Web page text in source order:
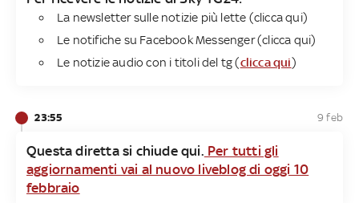
La newsletter sulle notizie più lette (clicca qui)
Le notifiche su Facebook Messenger (clicca qui)
Le notizie audio con i titoli del tg (clicca qui)
23:55 9 feb
Questa diretta si chiude qui. Per tutti gli
aggiornamenti vai al nuovo liveblog di oggi 10
febbraio